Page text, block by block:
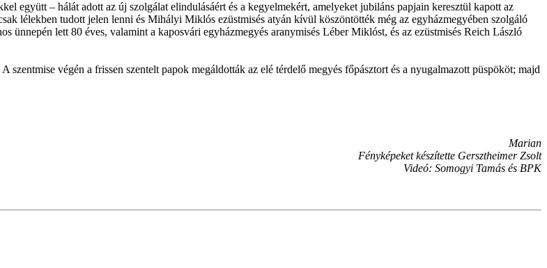
együtt – hálát adott az új szolgálat elindulásáért és a kegyelmekért, amelyeket jubiláns papjain keresztül kapott az
lélekben tudott jelen lenni és Mihályi Miklós ezüstmisés atyán kívül köszöntötték még az egyházmegyében szolgáló
ünnepén lett 80 éves, valamint a kaposvári egyházmegyés aranymisés Léber Miklóst, és az ezüstmisés Reich László
végén a frissen szentelt papok megáldották az elé térdelő megyés főpásztort és a nyugalmazott püspököt; majd
Marian
Fényképeket készítette Gersztheimer Zsolt
Videó: Somogyi Tamás és BPK